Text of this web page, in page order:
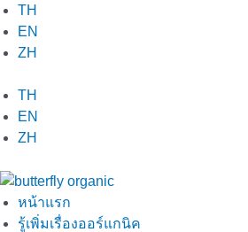
Skip
to
content
TH
EN
ZH
TH
EN
ZH
หน้าแรก
รู้เพิ่มเรื่องออร์แกนิค